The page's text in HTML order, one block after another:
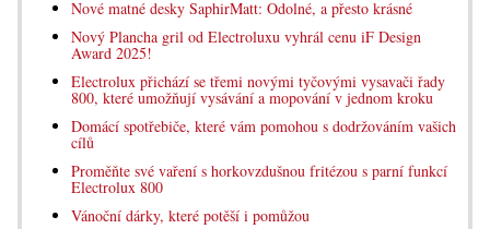
Nové matné desky SaphirMatt: Odolné, a přesto krásné
Nový Plancha gril od Electroluxu vyhrál cenu iF Design
Award 2025!
Electrolux přichází se třemi novými tyčovými vysavači řady
800, které umožňují vysávání a mopování v jednom kroku
Domácí spotřebiče, které vám pomohou s dodržováním vašich
cílů
Proměňte své vaření s horkovzdušnou fritézou s parní funkcí
Electrolux 800
Vánoční dárky, které potěší i pomůžou